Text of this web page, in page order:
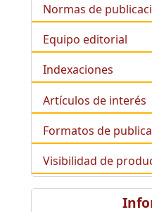
Normas de
Equipo editorial
Indexaciones
Artículos de interés
Formatos de
Visibilidad de